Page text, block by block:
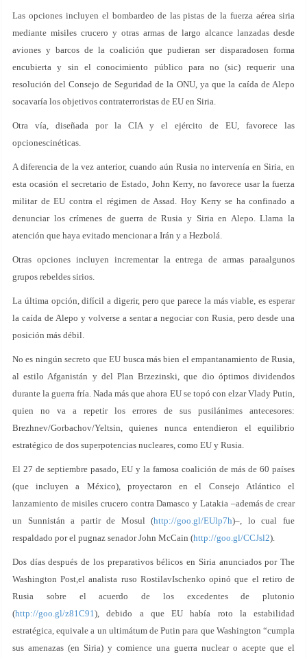
Las opciones incluyen el bombardeo de las pistas de la fuerza aérea siria
mediante misiles crucero y otras armas de largo alcance lanzadas desde
aviones y barcos de la coalición que pudieran ser disparadosen forma
encubierta y sin el conocimiento público para no (sic) requerir una
resolución del Consejo de Seguridad de la ONU, ya que la caída de Alepo
socavaría los objetivos contraterroristas de EU en Siria.
Otra vía, diseñada por la CIA y el ejército de EU, favorece las
opcionescinéticas.
A diferencia de la vez anterior, cuando aún Rusia no intervenía en Siria, en
esta ocasión el secretario de Estado, John Kerry, no favorece usar la fuerza
militar de EU contra el régimen de Assad. Hoy Kerry se ha confinado a
denunciar los crímenes de guerra de Rusia y Siria en Alepo. Llama la
atención que haya evitado mencionar a Irán y a Hezbolá.
Otras opciones incluyen incrementar la entrega de armas paraalgunos
grupos rebeldes sirios.
La última opción, difícil a digerir, pero que parece la más viable, es esperar
la caída de Alepo y volverse a sentar a negociar con Rusia, pero desde una
posición más débil.
No es ningún secreto que EU busca más bien el empantanamiento de Rusia,
al estilo Afganistán y del Plan Brzezinski, que dio óptimos dividendos
durante la guerra fría. Nada más que ahora EU se topó con elzar Vlady Putin,
quien no va a repetir los errores de sus pusilánimes antecesores:
Brezhnev/Gorbachov/Yeltsin, quienes nunca entendieron el equilibrio
estratégico de dos superpotencias nucleares, como EU y Rusia.
El 27 de septiembre pasado, EU y la famosa coalición de más de 60 países
(que incluyen a México), proyectaron en el Consejo Atlántico el
lanzamiento de misiles crucero contra Damasco y Latakia –además de crear
un Sunnistán a partir de Mosul (http://goo.gl/EUlp7h)–, lo cual fue
respaldado por el pugnaz senador John McCain (http://goo.gl/CCJsl2).
Dos días después de los preparativos bélicos en Siria anunciados por The
Washington Post,el analista ruso RostilavIschenko opinó que el retiro de
Rusia sobre el acuerdo de los excedentes de plutonio
(http://goo.gl/z81C91), debido a que EU había roto la estabilidad
estratégica, equivale a un ultimátum de Putin para que Washington “cumpla
sus amenazas (en Siria) y comience una guerra nuclear o acepte que el